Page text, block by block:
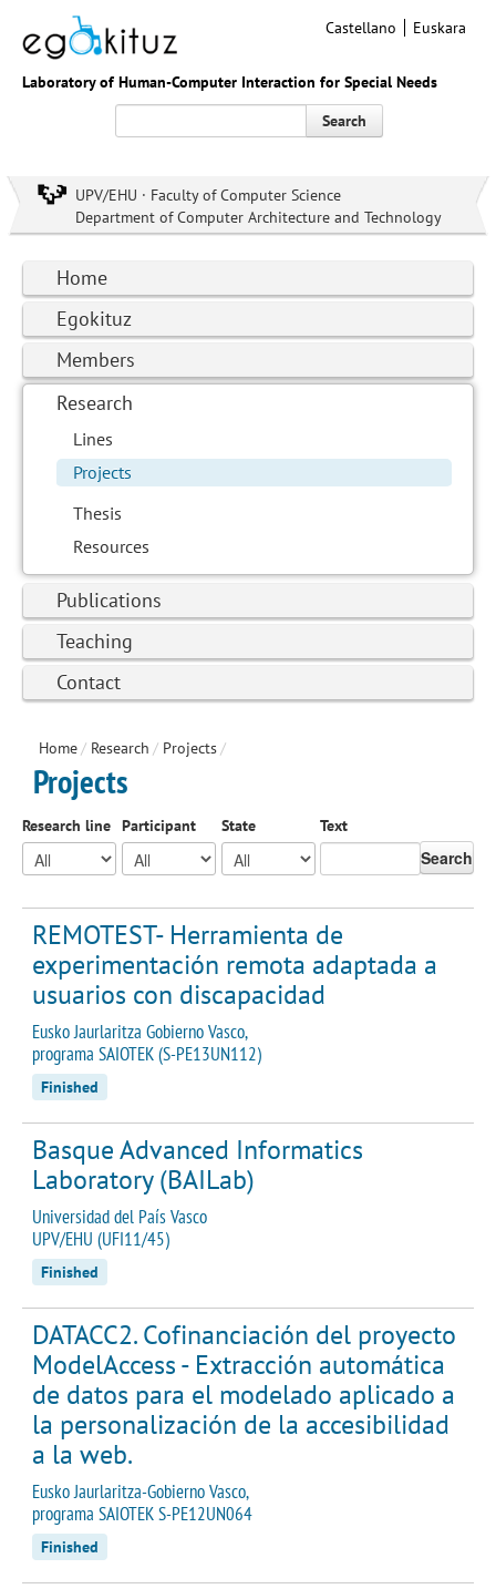
Laboratory of Human-Computer Interaction for Special Needs
Castellano Euskara
Search
UPV/EHU · Faculty of Computer Science
Department of Computer Architecture and Technology
Home
Egokituz
Members
Research
Lines
Projects
Thesis
Resources
Publications
Teaching
Contact
Home/ Research / Projects/
Projects
Research line Participant State Text
Search
REMOTEST- Herramienta de
experimentación remota adaptada a
usuarios con discapacidad
Eusko Jaurlaritza Gobierno Vasco,
programa SAIOTEK (S-PE13UN112)
Finished
Basque Advanced Informatics
Laboratory (BAILab)
Universidad del País Vasco
UPV/EHU (UFI11/45)
Finished
DATACC2. Cofinanciación del proyecto
ModelAccess - Extracción automática
de datos para el modelado aplicado a
la personalización de la accesibilidad
a la web.
Eusko Jaurlaritza-Gobierno Vasco,
programa SAIOTEK S-PE12UN064
Finished